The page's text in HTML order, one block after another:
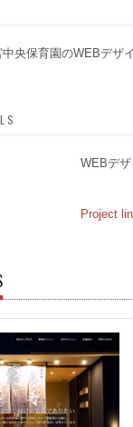
央保育園のWEBデザ
WEBデザ
Project